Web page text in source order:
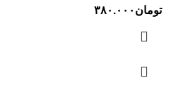
تومان ۳۸۰.۰۰۰